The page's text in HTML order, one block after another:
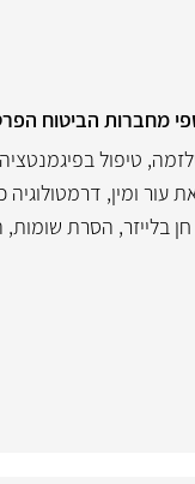
מחברות הביטוח
, טיפול בפיגמנטציה
עור ומין, דרמטולוגיה
בלייזר, הסרת שומות,